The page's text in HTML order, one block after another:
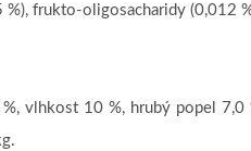
frukto-oligosacharidy (0,012
vlhkost 10 %, hrubý popel